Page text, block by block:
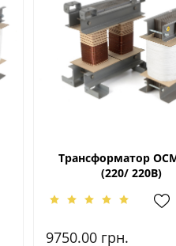
Трансформатор
(220/ 220В)
9750.00 грн.